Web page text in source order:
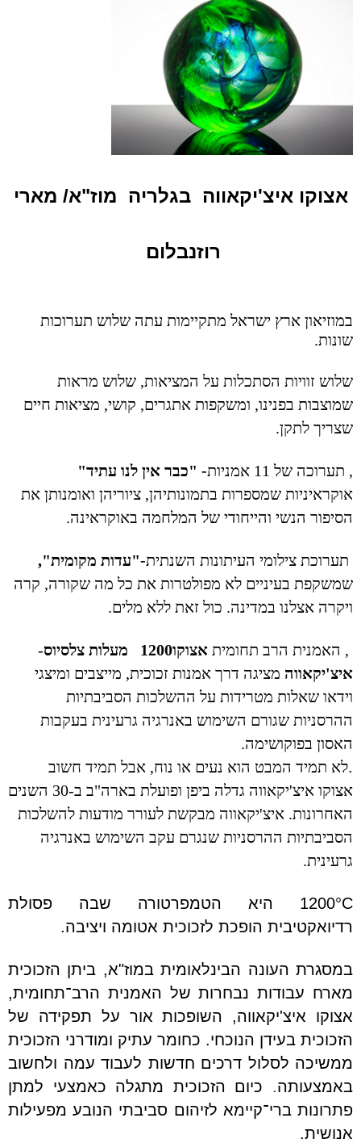
אצוקו איצ'יקאווה בגלריה מוז"א/ מארי
רוזנבלום
במוזיאון ארץ ישראל מתקיימות עתה שלוש תערוכות
שונות.
שלוש זוויות הסתכלות על המציאות, שלוש מראות
שמוצבות בפנינו, ומשקפות אתגרים, קושי, מציאות חיים
שצריך לתקן.
- "כבר אין לנו עתיד", תערוכה של 11 אמניות
אוקראיניות שמספרות בתמונותיהן, ציוריהן ואומנותן את
הסיפור הנשי והייחודי של המלחמה באוקראינה.
-"עדות מקומית",תערוכת צילומי העיתונות השנתית
שמשקפת בעיניים לא מפולטרות את כל מה שקורה, קרה
ויקרה אצלנו במדינה. כול זאת ללא מלים.
- 1200 מעלות צלסיוס , האמנית הרב תחומית אצוקו
איצ'יקאווה מציגה דרך אמנות זכוכית, מייצבים ומיצגי
וידאו שאלות מטרידות על ההשלכות הסביבתיות
ההרסניות שגורם השימוש באנרגיה גרעינית בעקבות
האסון בפוקושימה.
לא תמיד המבט הוא נעים או נוח, אבל תמיד חשוב.
אצוקו איצ'יקאווה גדלה ביפן ופועלת בארה"ב ב-30 השנים
האחרונות. איצ'יקאווה מבקשת לעורר מודעות להשלכות
הסביבתיות ההרסניות שנגרם עקב השימוש באנרגיה
גרעינית.
1200°C היא הטמפרטורה שבה פסולת
רדיואקטיבית הופכת לזכוכית אטומה ויציבה.
במסגרת העונה הבינלאומית במוז"א, ביתן הזכוכית
מארח עבודות נבחרות של האמנית הרב־תחומית,
אצוקו איצ'יקאווה, השופכות אור על תפקידה של
הזכוכית בעידן הנוכחי. כחומר עתיק ומודרני הזכוכית
ממשיכה לסלול דרכים חדשות לעבוד עמה ולחשוב
באמצעותה. כיום
הזכוכית מתגלה כאמצעי למתן
פתרונות ברי־קיימא לזיהום סביבתי הנובע מפעילות
אנושית.